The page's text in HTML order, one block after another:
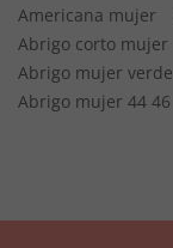
Americana mujer
Abrigo corto mujer
Abrigo mujer verde
Abrigo mujer 44 46